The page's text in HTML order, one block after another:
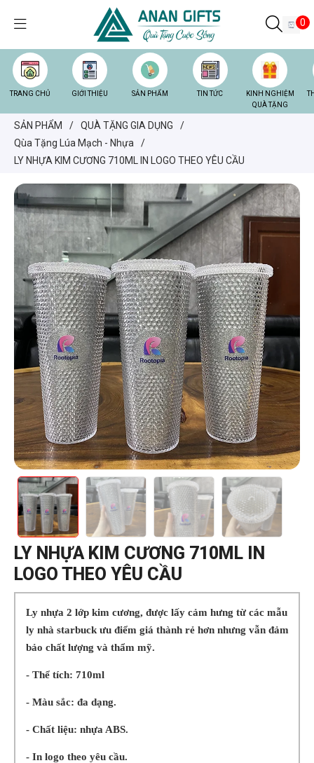
0
TRANG CHỦ GIỚI THIỆU SẢN PHẨM TIN TỨC
KINH NGHIỆM
QUÀ TẶNG
SẢN PHẨM / QUÀ TẶNG GIA DỤNG
/
Qùa Tặng Lúa Mạch - Nhựa
/
LY NHỰA KIM CƯƠNG 710ML IN LOGO THEO YÊU CẦU
LY NHỰA KIM CƯƠNG 710ML IN
LOGO THEO YÊU CẦU
Ly nhựa 2 lớp kim cương, được lấy cảm hưng từ các mẫu
ly nhà starbuck ưu điểm giá thành rẻ hơn nhưng vẫn đảm
bảo chất lượng và thẩm mỹ.
- Thể tích: 710ml
- Màu sắc: đa dạng.
- Chất liệu: nhựa ABS.
- In logo theo yêu cầu.